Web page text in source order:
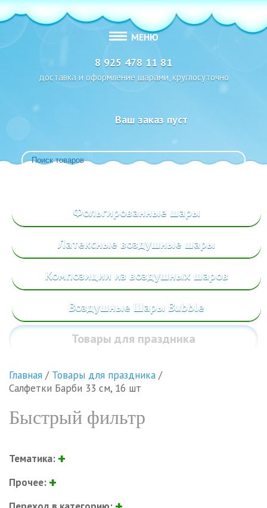
8 925 478 11 81
доставка и оформление шарами, круглосуточно
Ваш заказ пуст
МЕНЮ
Фольгированные шары
Латексные воздушные шары
Композиции из воздушных шаров
Воздушные Шары Bubble
Товары для праздника
Главная / Товары для праздника /
Салфетки Барби 33 см, 16 шт
Быстрый фильтр
Тематика:
Прочее: